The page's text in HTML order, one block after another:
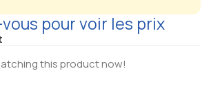
pour voir les prix
this product now!